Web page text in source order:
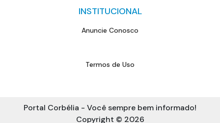
INSTITUCIONAL
Anuncie Conosco
Termos de Uso
Portal Corbélia - Você sempre bem informado!
Copyright © 2026